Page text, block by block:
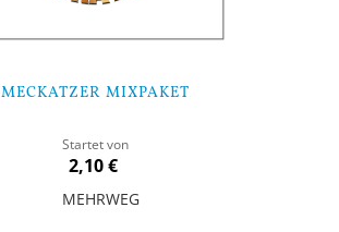
MECKATZER MIXPAKET
Startet von
2,10 €
MEHRWEG